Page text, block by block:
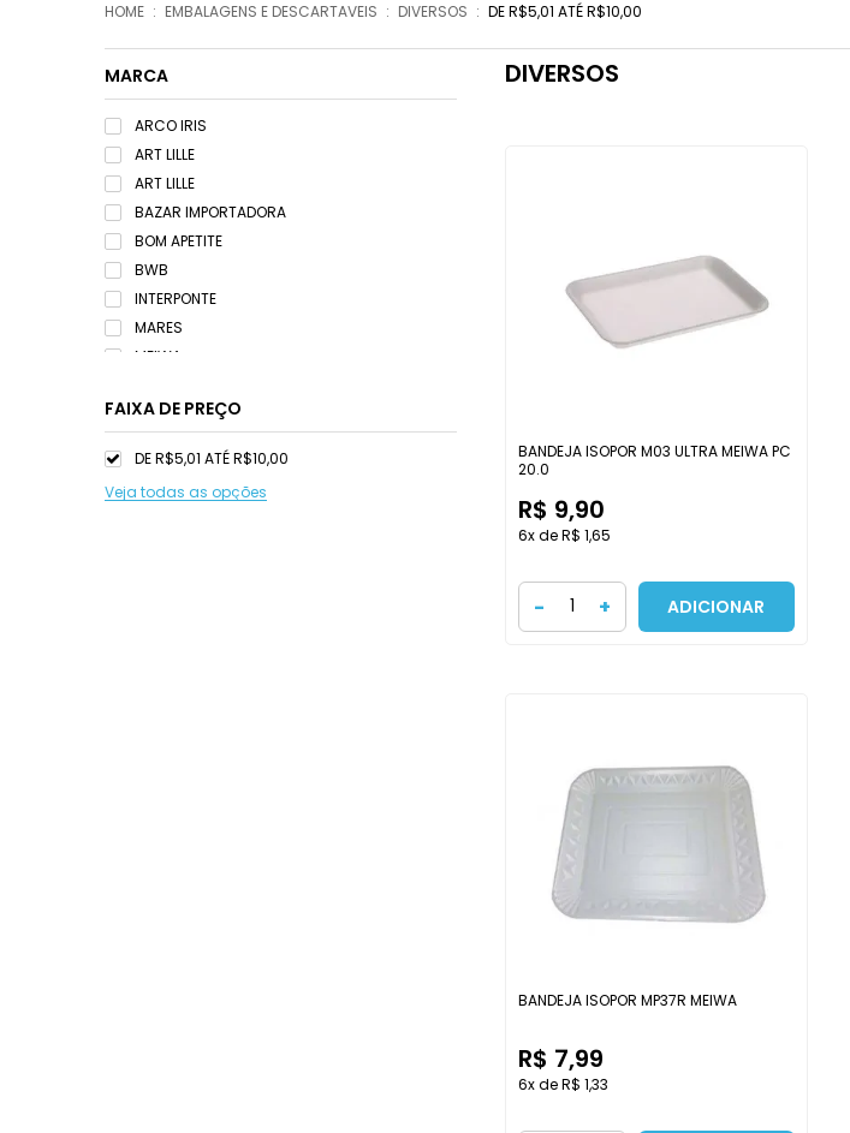
EMBALAGENS E DESCARTAVEIS DIVERSOS DE R$5,01 ATÉ R$10,00
MARCA
ARCO IRIS
ART LILLE
ART LILLE
BAZAR IMPORTADORA
BOM APETITE
BWB
INTERPONTE
MARES
MEIWA
PARTIU FESTA
PRAFESTA
RIO TIJUCAS
FAIXA DE PREÇO
DE R$5,01 ATÉ R$10,00
Veja todas as opções
DIVERSOS
BANDEJA ISOPOR M03 ULTRA MEIWA PC
20.0
R$ 9,90
6x de R$ 1,65
- + ADICIONAR
BANDEJA ISOPOR MP37R MEIWA
R$ 7,99
6x de R$ 1,33